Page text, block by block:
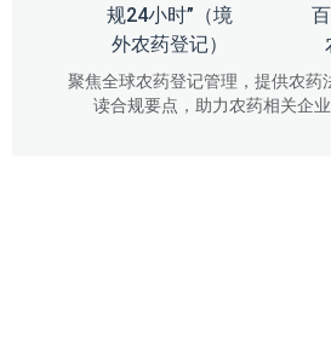
规24小时”（境
外农药登记）
聚焦全球农药登记管理，提供农药
读合规要点，助力农药相关企